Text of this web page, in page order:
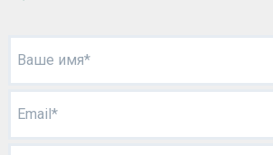
Ваше имя*
Email*